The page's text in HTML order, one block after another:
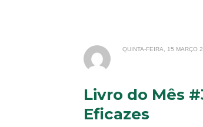
QUINTA-FEIRA, 15 MARÇO
Livro do Mês
Eficazes